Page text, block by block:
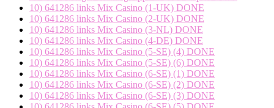
10) 641286 links Mix Casino (1-UK) DONE
10) 641286 links Mix Casino (2-UK) DONE
10) 641286 links Mix Casino (3-NL) DONE
10) 641286 links Mix Casino (4-DE) DONE
10) 641286 links Mix Casino (5-SE) (4) DONE
10) 641286 links Mix Casino (5-SE) (6) DONE
10) 641286 links Mix Casino (6-SE) (1) DONE
10) 641286 links Mix Casino (6-SE) (2) DONE
10) 641286 links Mix Casino (6-SE) (3) DONE